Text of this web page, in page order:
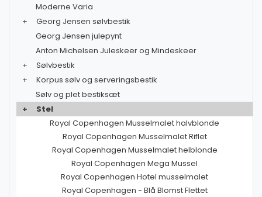
Moderne Varia
+
Georg Jensen sølvbestik
Georg Jensen julepynt
Anton Michelsen Juleskeer og Mindeskeer
+
Sølvbestik
+
Korpus sølv og serveringsbestik
Sølv og plet bestiksæt
+
Stel
Royal Copenhagen Musselmalet halvblonde
Royal Copenhagen Musselmalet Riflet
Royal Copenhagen Musselmalet helblonde
Royal Copenhagen Mega Mussel
Royal Copenhagen Hotel musselmalet
Royal Copenhagen - Blå Blomst Flettet